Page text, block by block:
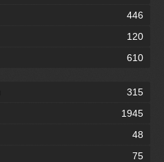
446
120
610
315
1945
48
75